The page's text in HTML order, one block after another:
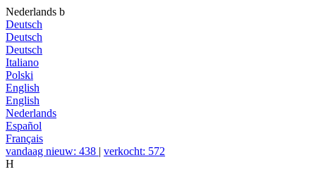
Nederlands b
Deutsch
Deutsch
Deutsch
Italiano
Polski
English
English
Nederlands
Español
Français
vandaag nieuw: 438 | verkocht: 572
H